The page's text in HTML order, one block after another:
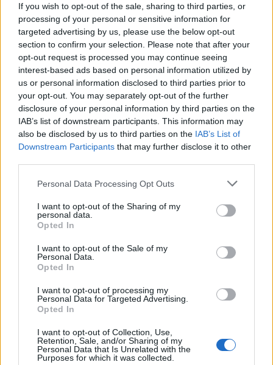
If you wish to opt-out of the sale, sharing to third parties, or
processing of your personal or sensitive information for
targeted advertising by us, please use the below opt-out
section to confirm your selection. Please note that after your
opt-out request is processed you may continue seeing
interest-based ads based on personal information utilized by
us or personal information disclosed to third parties prior to
your opt-out. You may separately opt-out of the further
disclosure of your personal information by third parties on the
IAB’s list of downstream participants. This information may
also be disclosed by us to third parties on the IAB’s List of
Downstream Participants that may further disclose it to other
Please note that this website/app uses one or more Google
not limited to your visit or usage behaviour. You may click to
grant or deny consent to Google and its third-party tags to
use your data for below specified purposes in below Google
consent section.
Personal Data Processing Opt Outs
I want to opt-out of the Sharing of my
personal data.
Opted In
I want to opt-out of the Sale of my
Personal Data.
Opted In
I want to opt-out of processing my
Personal Data for Targeted Advertising.
Opted In
I want to opt-out of Collection, Use,
Retention, Sale, and/or Sharing of my
Personal Data that Is Unrelated with the
Purposes for which it was collected.
ΒΒΑ
13/08